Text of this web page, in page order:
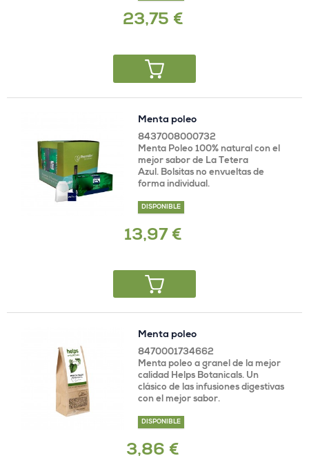
23,75 €
Menta poleo
8437008000732
Menta Poleo 100% natural con el
mejor sabor de La Tetera
Azul. Bolsitas no envueltas de
forma individual.
DISPONIBLE
13,97 €
Menta poleo
8470001734662
Menta poleo a granel de la mejor
calidad Helps Botanicals. Un
clásico de las infusiones digestivas
con el mejor sabor.
DISPONIBLE
3,86 €